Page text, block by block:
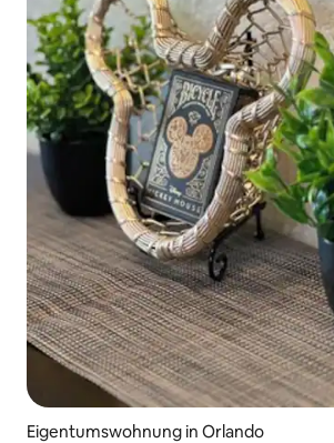
Eigentumswohnung in Orlando